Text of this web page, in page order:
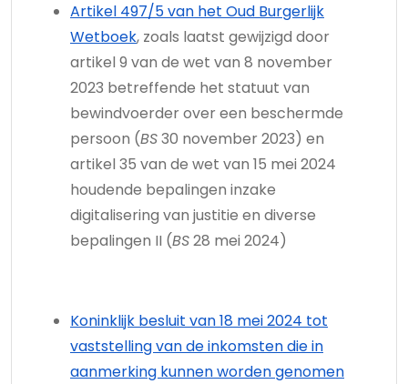
Artikel 497/5 van het Oud Burgerlijk
Wetboek, zoals laatst gewijzigd door
artikel 9 van de wet van 8 november
2023 betreffende het statuut van
bewindvoerder over een beschermde
persoon (BS30 november 2023) en
artikel 35 van de wet van 15 mei 2024
houdende bepalingen inzake
digitalisering van justitie en diverse
bepalingen II (BS28 mei 2024)
Koninklijk besluit van 18 mei 2024 tot
vaststelling van de inkomsten die in
aanmerking kunnen worden genomen